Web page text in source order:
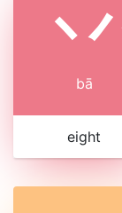
丷
bā
eight